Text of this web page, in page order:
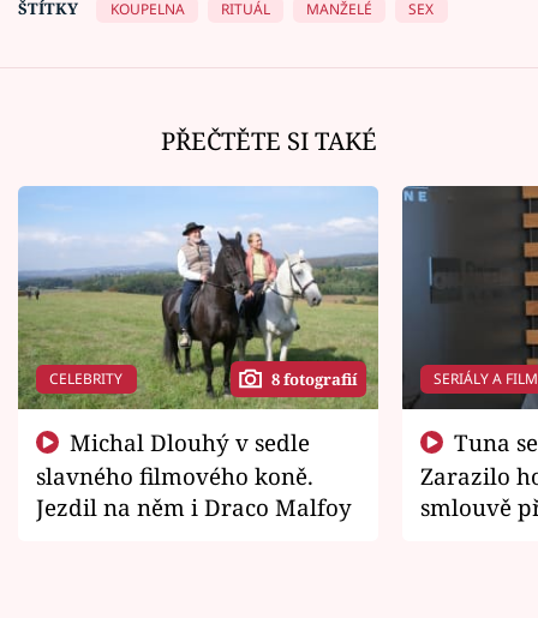
ŠTÍTKY KOUPELNA RITUÁL MANŽELÉ SEX
PŘEČTĚTE SI TAKÉ
CELEBRITY 8 fotografií
slavného filmového koně.
Jezdil na něm i Draco Malfoy
SERIÁLY A
Zarazilo
smlouvě